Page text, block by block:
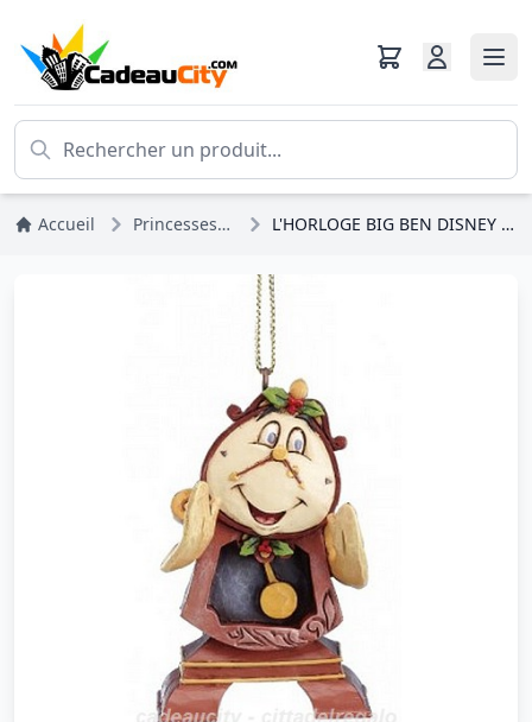
Accueil Princesses Disney L'HORLOGE BIG BEN DISNEY (décor sapin)